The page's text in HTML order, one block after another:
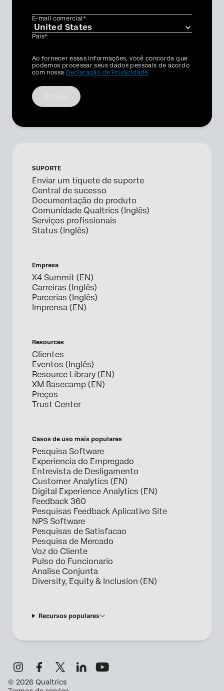
E-mail comercial*
País*
Privacy
Optin
Ao fornecer essas informações, você concorda que
podemos processar seus dados pessoais de acordo
com nossa Declaração de Privacidade
SUPORTE
Enviar um tíquete de suporte
Central de sucesso
Documentação do produto
Comunidade Qualtrics (Inglês)
Serviços profissionais
Status (Inglês)
Empresa
X4 Summit (EN)
Carreiras (Inglês)
Parcerias (Inglês)
Imprensa (EN)
Resources
Clientes
Eventos (Inglês)
Resource Library (EN)
XM Basecamp (EN)
Preços
Trust Center
Casos de uso mais populares
Pesquisa Software
Experiencia do Empregado
Entrevista de Desligamento
Customer Analytics (EN)
Digital Experience Analytics (EN)
Feedback 360
Pesquisas Feedback Aplicativo Site
NPS Software
Pesquisas de Satisfacao
Pesquisa de Mercado
Voz do Cliente
Pulso do Funcionario
Analise Conjunta
Diversity, Equity & Inclusion (EN)
Recursos populares
© 2026 Qualtrics